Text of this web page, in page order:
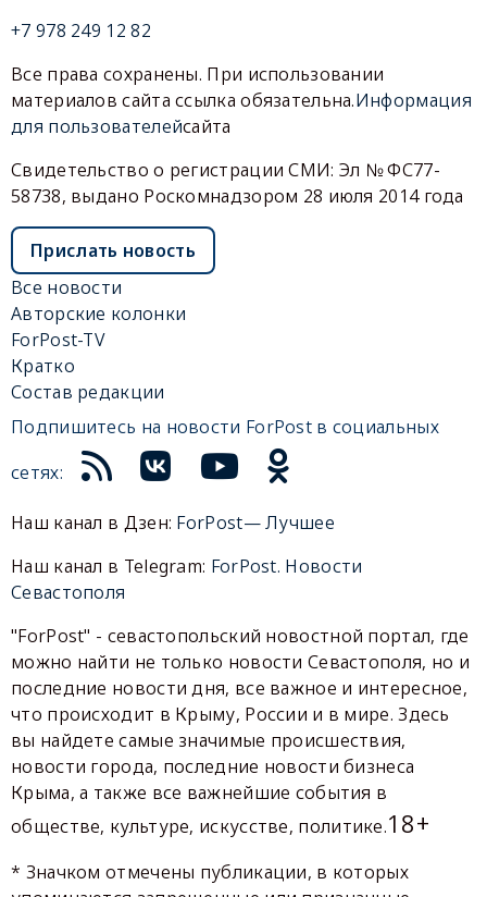
+7 978 249 12 82
Все права сохранены. При использовании
материалов сайта ссылка обязательна.Информация
для пользователейсайта
Свидетельство о регистрации СМИ: Эл № ФС77-
58738, выдано Роскомнадзором 28 июля 2014 года
Прислать новость
Все новости
Авторские колонки
ForPost-TV
Кратко
Состав редакции
Подпишитесь на новости ForPost в социальных
сетях:
Наш канал в Дзен: ForPost— Лучшее
Наш канал в Telegram: ForPost. Новости
Севастополя
"ForPost" - севастопольский новостной портал, где
можно найти не только новости Севастополя, но и
последние новости дня, все важное и интересное,
что происходит в Крыму, России и в мире. Здесь
вы найдете самые значимые происшествия,
новости города, последние новости бизнеса
Крыма, а также все важнейшие события в
обществе, культуре, искусстве, политике.18+
* Значком отмечены публикации, в которых